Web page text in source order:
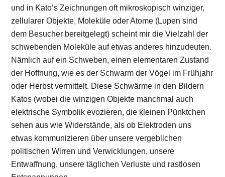
und in Kato’s Zeichnungen oft mikroskopisch winziger,
zellularer Objekte, Moleküle oder Atome (Lupen sind
dem Besucher bereitgelegt) scheint mir die Vielzahl der
schwebenden Moleküle auf etwas anderes hinzudeuten.
Nämlich auf ein Schweben, einen elementaren Zustand
der Hoffnung, wie es der Schwarm der Vögel im Frühjahr
oder Herbst vermittelt. Diese Schwärme in den Bildern
Katos (wobei die winzigen Objekte manchmal auch
elektrische Symbolik evozieren, die kleinen Pünktchen
sehen aus wie Widerstände, als ob Elektroden uns
etwas kommunizieren über unsere vergeblichen
politischen Wirren und Verwicklungen, unsere
Entwaffnung, unsere täglichen Verluste und rastlosen